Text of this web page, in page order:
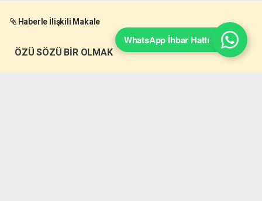
Haberle İlişkili Makale
ÖZÜ SÖZÜ BİR OLMAK
WhatsApp İhbar Hattı